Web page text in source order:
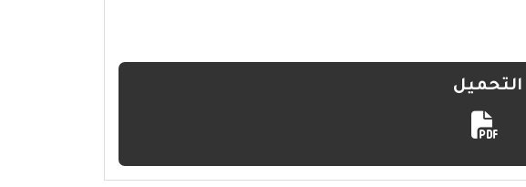
التحميل